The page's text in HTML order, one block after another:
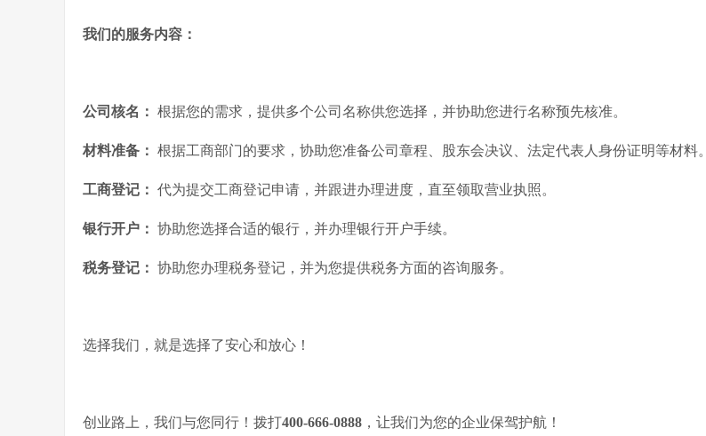
我们的服务内容：
公司核名： 根据您的需求，提供多个公司名称供您选择，并协助您进行名称预先核准。
材料准备： 根据工商部门的要求，协助您准备公司章程、股东会决议、法定代表人身份证明等材料。
工商登记： 代为提交工商登记申请，并跟进办理进度，直至领取营业执照。
银行开户： 协助您选择合适的银行，并办理银行开户手续。
税务登记： 协助您办理税务登记，并为您提供税务方面的咨询服务。
选择我们，就是选择了安心和放心！
创业路上，我们与您同行！拨打400-666-0888 ，让我们为您的企业保驾护航！